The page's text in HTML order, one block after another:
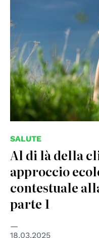
SALUTE
Al di là della
approccio
contestuale
parte 1
18.03.2025